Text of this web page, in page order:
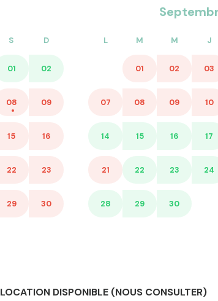
S D
01 02
08 09
15 16
22 23
29 30
L M M J
01 02 03
07 08 09 10
14 15 16 17
21 22 23 24
28 29 30
LOCATION DISPONIBLE (NOUS CONSULTER)